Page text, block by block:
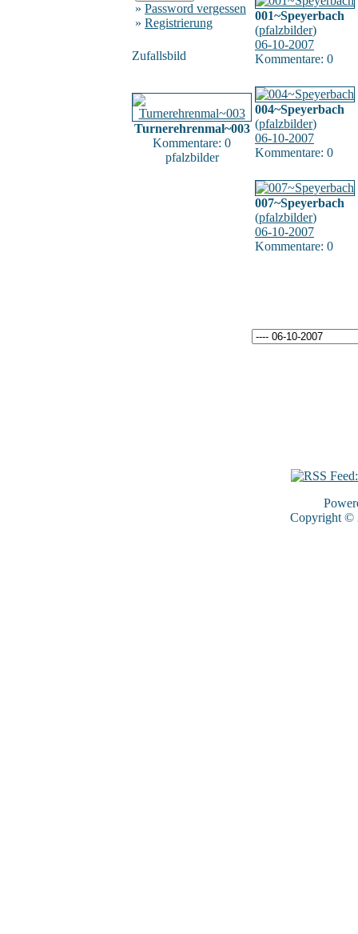
» Password vergessen
» Registrierung
Zufallsbild
Turnerehrenmal~003
Kommentare: 0
pfalzbilder
001~Speyerbach
(pfalzbilder)
06-10-2007
Kommentare: 0
004~Speyerbach
(pfalzbilder)
06-10-2007
Kommentare: 0
007~Speyerbach
(pfalzbilder)
06-10-2007
Kommentare: 0
Copyright ©